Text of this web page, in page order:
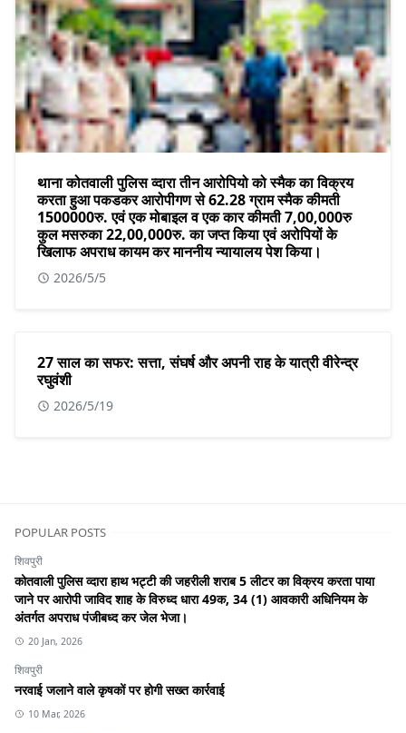
थाना कोतवाली पुलिस व्दारा तीन आरोपियो को स्मैक का विक्रय
करता हुआ पकडकर आरोपीगण से 62.28 ग्राम स्मैक कीमती
1500000रु. एवं एक मोबाइल व एक कार कीमती 7,00,000रु
कुल मसरुका 22,00,000रु. का जप्त किया एवं अरोपियों के
खिलाफ अपराध कायम कर माननीय न्यायालय पेश किया।
2026/5/5
27 साल का सफर: सत्ता, संघर्ष और अपनी राह के यात्री वीरेन्द्र
रघुवंशी
2026/5/19
POPULAR POSTS
शिवपुरी
कोतवाली पुलिस व्दारा हाथ भट्टी की जहरीली शराब 5 लीटर का विक्रय करता पाया
जाने पर आरोपी जाविद शाह के विरुध्द धारा 49क, 34 (1) आवकारी अधिनियम के
अंतर्गत अपराध पंजीबध्द कर जेल भेजा।
20 Jan, 2026
शिवपुरी
नरवाई जलाने वाले कृषकों पर होगी सख्त कार्रवाई
10 Mar, 2026